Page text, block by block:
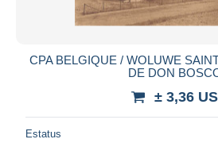
CPA BELGIQUE / WOLUWE
DE DON
± 3,36
Estatus